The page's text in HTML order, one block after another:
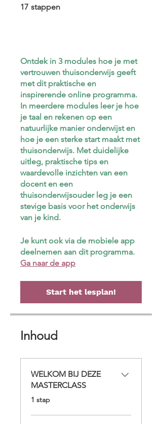
17 stappen
Ontdek in 3 modules hoe je met
vertrouwen thuisonderwijs geeft
met dit praktische en
inspirerende online programma.
In meerdere modules leer je hoe
je taal en rekenen op een
natuurlijke manier onderwijst en
hoe je een sterke start maakt met
thuisonderwijs. Met duidelijke
uitleg, praktische tips en
waardevolle inzichten van een
docent en een
thuisonderwijsouder leg je een
stevige basis voor het onderwijs
van je kind.
Je kunt ook via de mobiele app
deelnemen aan dit programma.
Ga naar de app
Start het lesplan!
Inhoud
WELKOM BIJ DEZE
MASTERCLASS
.1 stap